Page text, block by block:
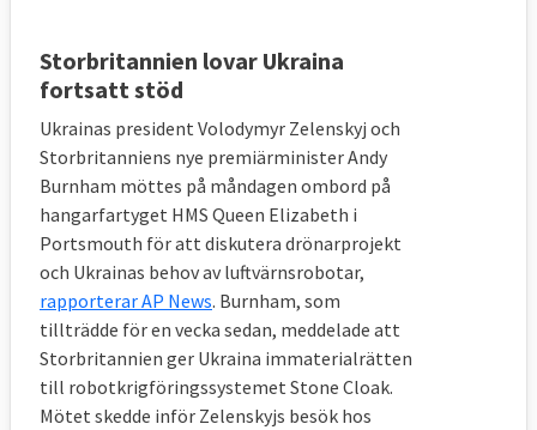
Storbritannien lovar Ukraina
fortsatt stöd
Ukrainas president Volodymyr Zelenskyj och
Storbritanniens nye premiärminister Andy
Burnham möttes på måndagen ombord på
hangarfartyget HMS Queen Elizabeth i
Portsmouth för att diskutera drönarprojekt
och Ukrainas behov av luftvärnsrobotar,
rapporterar AP News. Burnham, som
tillträdde för en vecka sedan, meddelade att
Storbritannien ger Ukraina immaterialrätten
till robotkrigföringssystemet Stone Cloak.
Mötet skedde inför Zelenskyjs besök hos